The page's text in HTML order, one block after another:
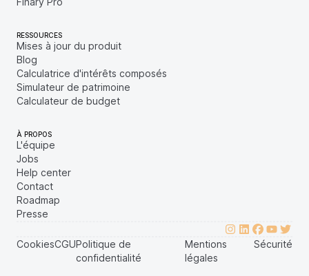
RESSOURCES
Mises à jour du produit
Blog
Calculatrice d'intérêts composés
Simulateur de patrimoine
Calculateur de budget
À PROPOS
L'équipe
Jobs
Help center
Contact
Roadmap
Presse
CookiesCGUPolitique de
confidentialité
Mentions
légales
Sécurité